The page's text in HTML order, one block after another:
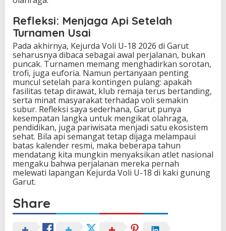
Refleksi: Menjaga Api Setelah
Turnamen Usai
Pada akhirnya, Kejurda Voli U-18 2026 di Garut
seharusnya dibaca sebagai awal perjalanan, bukan
puncak. Turnamen memang menghadirkan sorotan,
trofi, juga euforia. Namun pertanyaan penting
muncul setelah para kontingen pulang: apakah
fasilitas tetap dirawat, klub remaja terus bertanding,
serta minat masyarakat terhadap voli semakin
subur. Refleksi saya sederhana, Garut punya
kesempatan langka untuk mengikat olahraga,
pendidikan, juga pariwisata menjadi satu ekosistem
sehat. Bila api semangat tetap dijaga melampaui
batas kalender resmi, maka beberapa tahun
mendatang kita mungkin menyaksikan atlet nasional
mengaku bahwa perjalanan mereka pernah
melewati lapangan Kejurda Voli U-18 di kaki gunung
Garut.
Share